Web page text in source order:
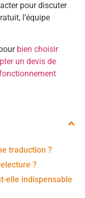
pour discuter
l’équipe
bien choisir
un devis de
traduction ?
?
elle indispensable